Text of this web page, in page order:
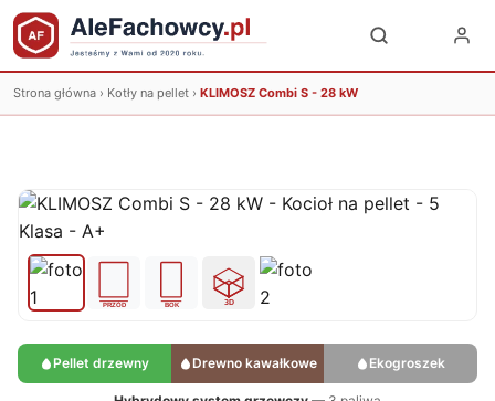
Strona główna › Kotły na pellet › KLIMOSZ Combi S - 28 kW
Pellet drzewny Drewno kawałkowe Ekogroszek